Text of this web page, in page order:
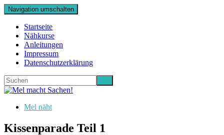
Navigation umschalten
Startseite
Nähkurse
Anleitungen
Impressum
Datenschutzerklärung
Mel näht
Kissenparade Teil 1